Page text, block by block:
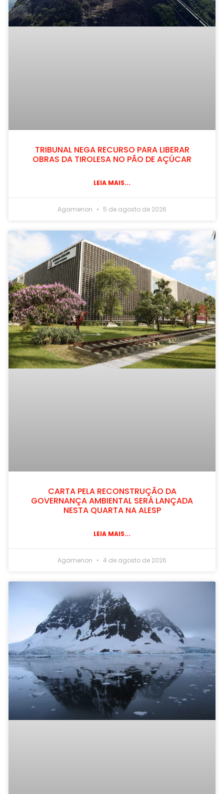
TRIBUNAL NEGA RECURSO PARA LIBERAR
OBRAS DA TIROLESA NO PÃO DE AÇÚCAR
LEIA MAIS...
Agamenon 5 de agosto de 2026
CARTA PELA RECONSTRUÇÃO DA
GOVERNANÇA AMBIENTAL SERÁ LANÇADA
NESTA QUARTA NA ALESP
LEIA MAIS...
Agamenon 4 de agosto de 2026